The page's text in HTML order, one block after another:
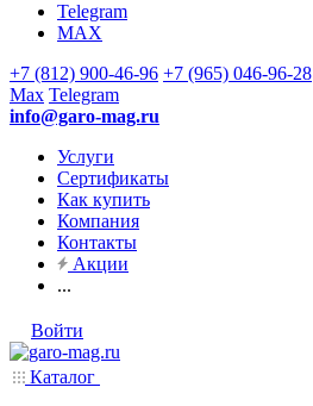
Telegram
MAX
+7 (812) 900-46-96 +7 (965) 046-96-28
Max Telegram
info@garo-mag.ru
Услуги
Сертификаты
Как купить
Компания
Контакты
Акции
...
Войти
Каталог